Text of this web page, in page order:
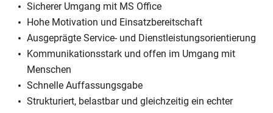
Sicherer Umgang mit MS Office
Hohe Motivation und Einsatzbereitschaft
Ausgeprägte Service- und Dienstleistungsorientierung
Kommunikationsstark und offen im Umgang mit
Menschen
Schnelle Auffassungsgabe
Strukturiert, belastbar und gleichzeitig ein echter